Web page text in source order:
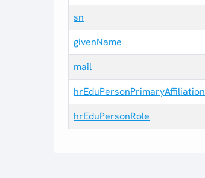
sn
givenName
mail
hrEduPersonPrimaryAffiliation
hrEduPersonRole